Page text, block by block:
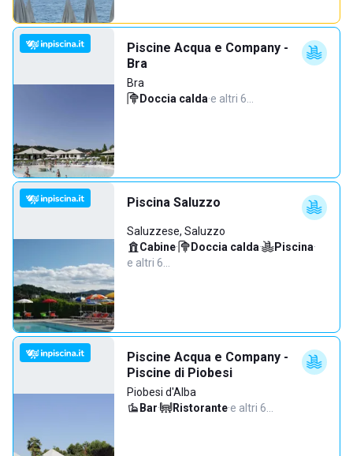
Piscine Acqua e Company -
Bra
Bra
Doccia calda·e altri 6…
Piscina Saluzzo
Saluzzese, Saluzzo
Cabine· Doccia calda· Piscina·
e altri 6…
Piscine Acqua e Company -
Piscine di Piobesi
Piobesi d'Alba
Bar· Ristorante·e altri 6…